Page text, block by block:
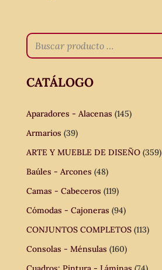
CATÁLOGO
Aparadores - Alacenas (145)
Armarios (39)
ARTE Y MUEBLE DE DISEÑO (359)
Baúles - Arcones (48)
Camas - Cabeceros (119)
Cómodas - Cajoneras (94)
CONJUNTOS COMPLETOS (113)
Consolas - Ménsulas (160)